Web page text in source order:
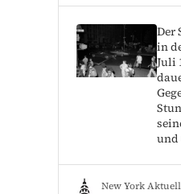
Der
in
Juli
New York Aktuell